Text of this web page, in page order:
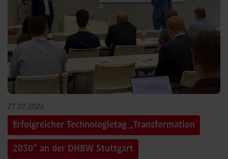
27.07.2026
Erfolgreicher Technologietag „Transformation
2030“ an der DHBW Stuttgart